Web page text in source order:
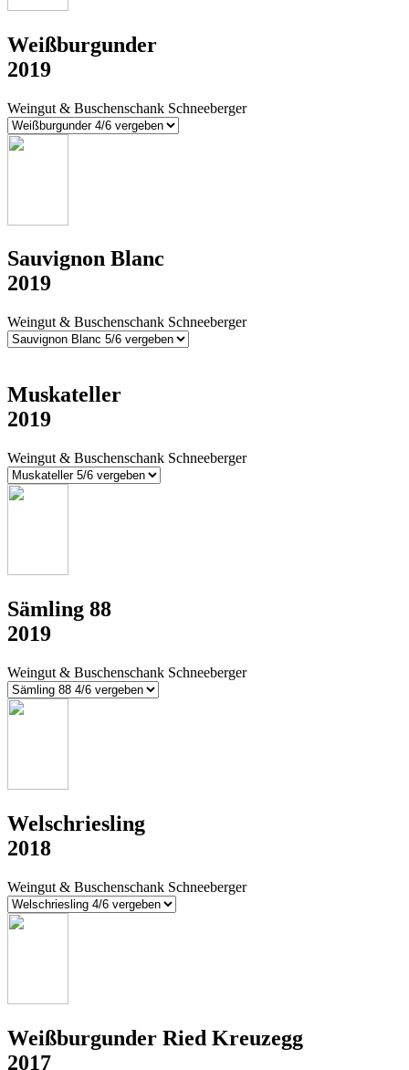
Weißburgunder
2019
Weingut & Buschenschank Schneeberger
Sauvignon Blanc
2019
Weingut & Buschenschank Schneeberger
Muskateller
2019
Weingut & Buschenschank Schneeberger
Sämling 88
2019
Weingut & Buschenschank Schneeberger
Welschriesling
2018
Weingut & Buschenschank Schneeberger
Weißburgunder Ried Kreuzegg
2017